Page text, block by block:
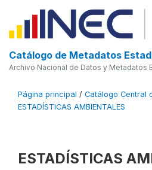
Catálogo de Metadatos
Archivo Nacional de Datos y Metadatos
Página principal / Catálogo Central
ESTADÍSTICAS AMBIENTALES
ESTADÍSTICAS